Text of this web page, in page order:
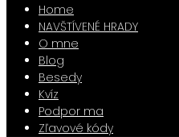
Home
NAVŠTÍVENÉ HRADY
O mne
Blog
Besedy
Kvíz
Podpor ma
Zľavové kódy